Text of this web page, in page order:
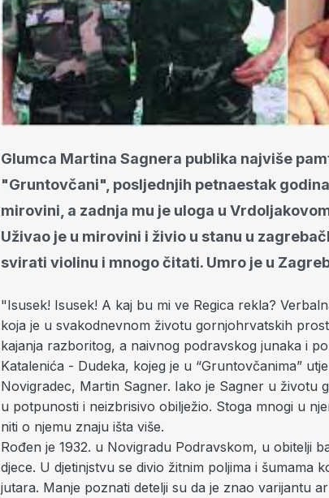
Glumca Martina Sagnera publika najviše
"Gruntovčani", posljednjih petnaestak
mirovini, a zadnja mu je uloga u
Uživao je u mirovini i živio u stanu u
svirati violinu i mnogo čitati. Umro je u
"Isusek! Isusek! A kaj bu mi ve Regica rekla?
koja je u svakodnevnom životu gornjohrvatskih
kajanja razboritog, a naivnog podravskog junaka i
Katalenića - Dudeka, kojeg je u “Gruntovčanima”
Novigradec, Martin Sagner. Iako je Sagner u životu
u potpunosti i neizbrisivo obilježio. Stoga mnogi u
niti o njemu znaju išta više.
Rođen je 1932. u Novigradu Podravskom, u obitelji
djece. U djetinjstvu se divio žitnim poljima i šumama
jutara. Manje poznati detelji su da je znao varijantu